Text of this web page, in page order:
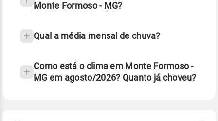
Monte Formoso - MG?
Qual a média mensal de chuva?
Como está o clima em Monte Formoso -
MG em agosto/2026? Quanto já choveu?